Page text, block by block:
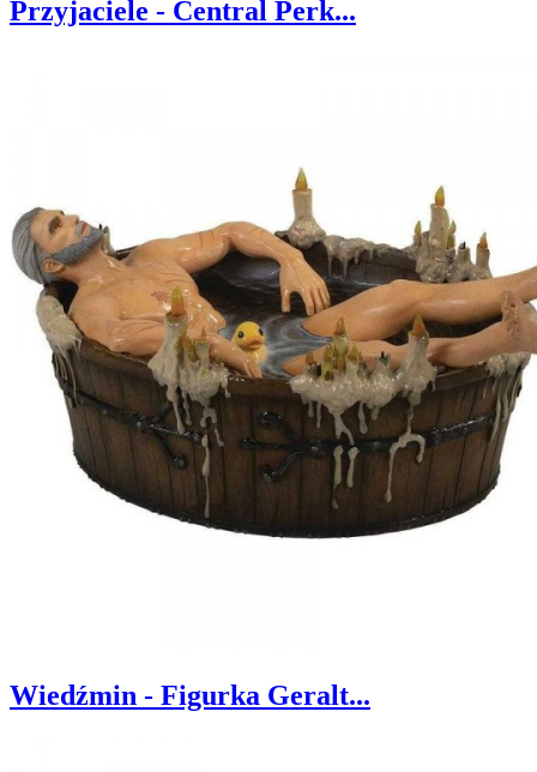
Przyjaciele - Central Perk...
Wiedźmin - Figurka Geralt...